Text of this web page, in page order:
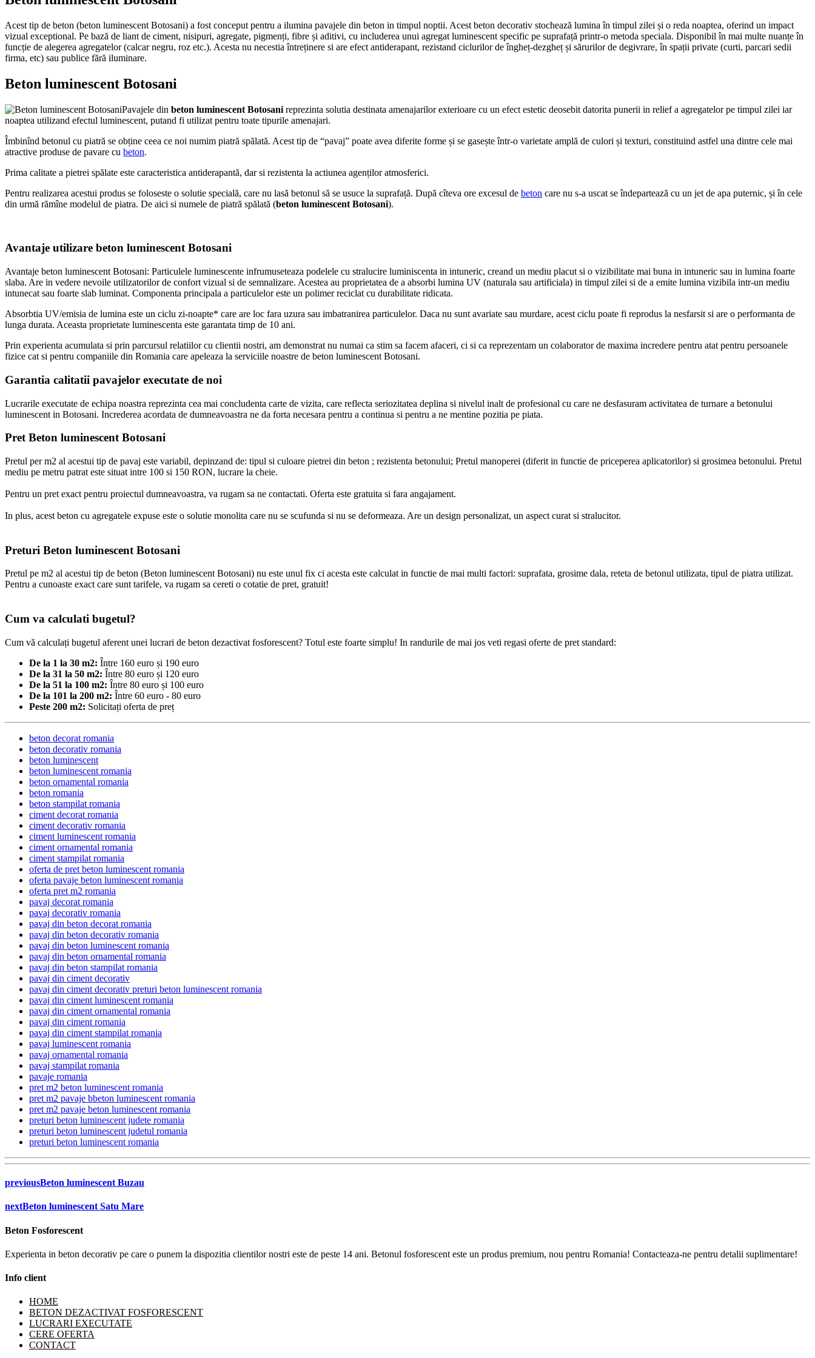
Acest tip de beton (beton luminescent Botosani) a fost conceput pentru a ilumina pavajele din beton in timpul noptii. Acest beton decorativ stochează lumina în timpul zilei și o reda noaptea, oferind un impact
vizual exceptional. Pe bază de liant de ciment, nisipuri, agregate, pigmenți, fibre și aditivi, cu includerea unui agregat luminescent specific pe suprafață printr-o metoda speciala. Disponibil în mai multe nuanțe în
funcție de alegerea agregatelor (calcar negru, roz etc.). Acesta nu necestia întreținere si are efect antiderapant, rezistand ciclurilor de îngheț-dezgheț și sărurilor de degivrare, în spații private (curti, parcari sedii
firma, etc) sau publice fără iluminare.
Beton luminescent Botosani
Pavajele din beton luminescent Botosani reprezinta solutia destinata amenajarilor exterioare cu un efect estetic deosebit datorita punerii in relief a agregatelor pe timpul zilei iar
noaptea utilizand efectul luminescent, putand fi utilizat pentru toate tipurile amenajari.
Îmbinînd betonul cu piatră se obține ceea ce noi numim piatră spălată. Acest tip de “pavaj” poate avea diferite forme și se gasește într-o varietate amplă de culori și texturi, constituind astfel una dintre cele mai
atractive produse de pavare cu beton.
Prima calitate a pietrei spălate este caracteristica antiderapantă, dar si rezistenta la actiunea agenților atmosferici.
Pentru realizarea acestui produs se foloseste o solutie specială, care nu lasă betonul să se usuce la suprafață. După cîteva ore excesul de beton care nu s-a uscat se îndepartează cu un jet de apa puternic, și în cele
din urmă rămîne modelul de piatra. De aici si numele de piatră spălată (beton luminescent Botosani).
Avantaje utilizare beton luminescent Botosani
Avantaje beton luminescent Botosani: Particulele luminescente infrumuseteaza podelele cu stralucire luminiscenta in intuneric, creand un mediu placut si o vizibilitate mai buna in intuneric sau in lumina foarte
slaba. Are in vedere nevoile utilizatorilor de confort vizual si de semnalizare. Acestea au proprietatea de a absorbi lumina UV (naturala sau artificiala) in timpul zilei si de a emite lumina vizibila intr-un mediu
intunecat sau foarte slab luminat. Componenta principala a particulelor este un polimer reciclat cu durabilitate ridicata.
Absorbtia UV/emisia de lumina este un ciclu zi-noapte* care are loc fara uzura sau imbatranirea particulelor. Daca nu sunt avariate sau murdare, acest ciclu poate fi reprodus la nesfarsit si are o performanta de
lunga durata. Aceasta proprietate luminescenta este garantata timp de 10 ani.
Prin experienta acumulata si prin parcursul relatiilor cu clientii nostri, am demonstrat nu numai ca stim sa facem afaceri, ci si ca reprezentam un colaborator de maxima incredere pentru atat pentru persoanele
fizice cat si pentru companiile din Romania care apeleaza la serviciile noastre de beton luminescent Botosani.
Garantia calitatii pavajelor executate de noi
Lucrarile executate de echipa noastra reprezinta cea mai concludenta carte de vizita, care reflecta seriozitatea deplina si nivelul inalt de profesional cu care ne desfasuram activitatea de turnare a betonului
luminescent in Botosani. Increderea acordata de dumneavoastra ne da forta necesara pentru a continua si pentru a ne mentine pozitia pe piata.
Pret Beton luminescent Botosani
Pretul per m2 al acestui tip de pavaj este variabil, depinzand de: tipul si culoare pietrei din beton ; rezistenta betonului; Pretul manoperei (diferit in functie de priceperea aplicatorilor) si grosimea betonului. Pretul
mediu pe metru patrat este situat intre 100 si 150 RON, lucrare la cheie.
Pentru un pret exact pentru proiectul dumneavoastra, va rugam sa ne contactati. Oferta este gratuita si fara angajament.
In plus, acest beton cu agregatele expuse este o solutie monolita care nu se scufunda si nu se deformeaza. Are un design personalizat, un aspect curat si stralucitor.
Preturi Beton luminescent Botosani
Pretul pe m2 al acestui tip de beton (Beton luminescent Botosani) nu este unul fix ci acesta este calculat in functie de mai multi factori: suprafata, grosime dala, reteta de betonul utilizata, tipul de piatra utilizat.
Pentru a cunoaste exact care sunt tarifele, va rugam sa cereti o cotatie de pret, gratuit!
Cum va calculati bugetul?
Cum vă calculați bugetul aferent unei lucrari de beton dezactivat fosforescent? Totul este foarte simplu! In randurile de mai jos veti regasi oferte de pret standard:
De la 1 la 30 m2: Între 160 euro și 190 euro
De la 31 la 50 m2: Între 80 euro și 120 euro
De la 51 la 100 m2: Între 80 euro și 100 euro
De la 101 la 200 m2: Între 60 euro - 80 euro
Peste 200 m2: Solicitați oferta de preț
beton decorat romania
beton decorativ romania
beton luminescent
beton luminescent romania
beton ornamental romania
beton romania
beton stampilat romania
ciment decorat romania
ciment decorativ romania
ciment luminescent romania
ciment ornamental romania
ciment stampilat romania
oferta de pret beton luminescent romania
oferta pavaje beton luminescent romania
oferta pret m2 romania
pavaj decorat romania
pavaj decorativ romania
pavaj din beton decorat romania
pavaj din beton decorativ romania
pavaj din beton luminescent romania
pavaj din beton ornamental romania
pavaj din beton stampilat romania
pavaj din ciment decorativ
pavaj din ciment decorativ preturi beton luminescent romania
pavaj din ciment luminescent romania
pavaj din ciment ornamental romania
pavaj din ciment romania
pavaj din ciment stampilat romania
pavaj luminescent romania
pavaj ornamental romania
pavaj stampilat romania
pavaje romania
pret m2 beton luminescent romania
pret m2 pavaje bbeton luminescent romania
pret m2 pavaje beton luminescent romania
preturi beton luminescent judete romania
preturi beton luminescent judetul romania
preturi beton luminescent romania
previousBeton luminescent Buzau
nextBeton luminescent Satu Mare
Beton Fosforescent
Experienta in beton decorativ pe care o punem la dispozitia clientilor nostri este de peste 14 ani. Betonul fosforescent este un produs premium, nou pentru Romania! Contacteaza-ne pentru detalii suplimentare!
Info client
HOME
BETON DEZACTIVAT FOSFORESCENT
LUCRARI EXECUTATE
CERE OFERTA
CONTACT